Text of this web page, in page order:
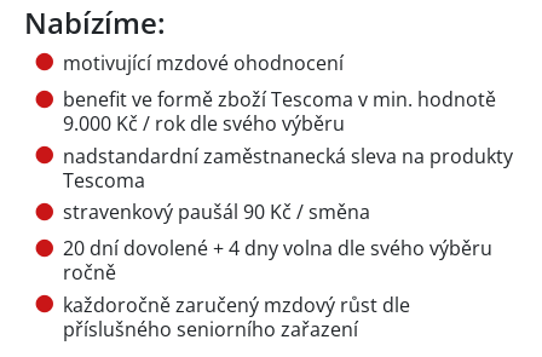
Nabízíme:
motivující mzdové ohodnocení
benefit ve formě zboží Tescoma v min. hodnotě
9.000 Kč / rok dle svého výběru
nadstandardní zaměstnanecká sleva na produkty
Tescoma
stravenkový paušál 90 Kč / směna
20 dní dovolené + 4 dny volna dle svého výběru
ročně
každoročně zaručený mzdový růst dle
příslušného seniorního zařazení